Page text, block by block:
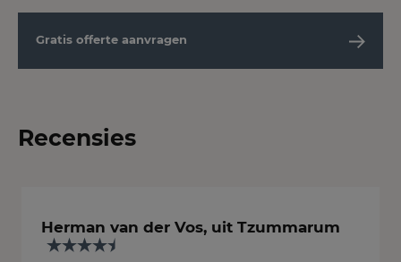
Gratis offerte aanvragen
Recensies
Herman van der Vos, uit Tzummarum